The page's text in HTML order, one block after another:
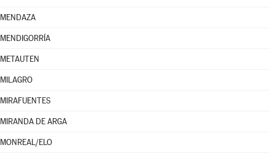
MENDAZA
MENDIGORRÍA
METAUTEN
MILAGRO
MIRAFUENTES
MIRANDA DE ARGA
MONREAL/ELO